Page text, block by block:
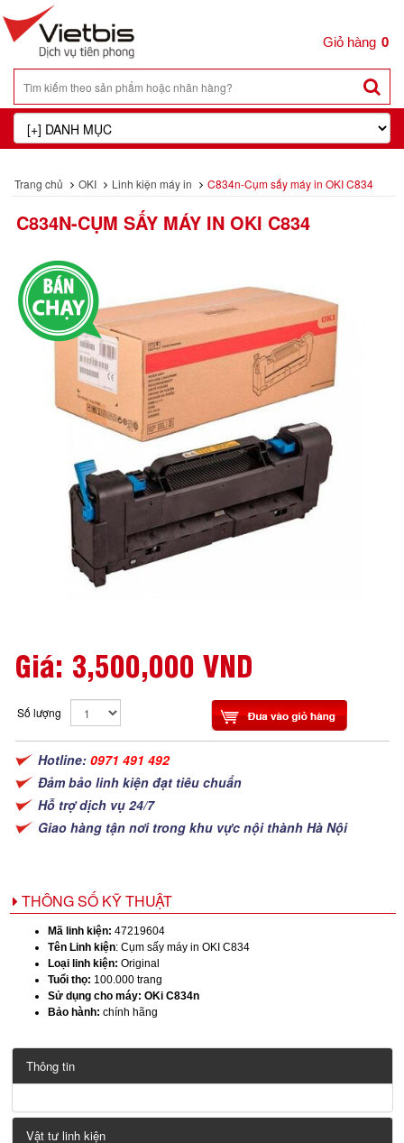
0
Trang chủ OKI Linh kiện máy in C834n-Cụm sấy máy in OKI C834
C834N-CỤM SẤY MÁY IN OKI C834
Giá: 3,500,000 VND
Số lượng
Hotline: 0971 491 492
Đảm bảo linh kiện đạt tiêu chuẩn
Hỗ trợ dịch vụ 24/7
Giao hàng tận nơi trong khu vực nội thành Hà Nội
THÔNG SỐ KỸ THUẬT
Mã linh kiện: 47219604
Tên Linh kiện: Cụm sấy máy in OKI C834
Loại linh kiện: Original
Tuổi thọ: 100.000 trang
Sử dụng cho máy: OKi C834n
Bảo hành: chính hãng
Thông tin
Vật tư linh kiện